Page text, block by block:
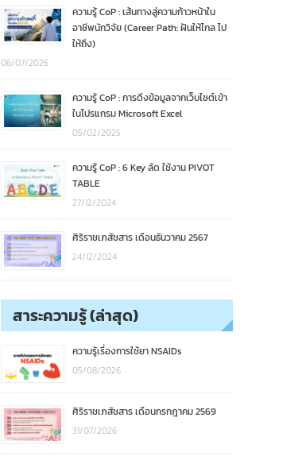
ความรู้ CoP : เส้นทางสู่ความก้าวหน้าใน
อาชีพนักวิจัย (Career Path: ฝันให้ไกล ไป
ให้ถึง)
06/07/2026
ความรู้ CoP : การดึงข้อมูลจากเว็บไซต์เข้า
ในโปรแกรม Microsoft Excel
05/02/2025
ความรู้ CoP : 6 Key ลัด ใช้งาน PIVOT
TABLE
27/12/2024
ศิริราชเภสัชสาร เดือนธันวาคม 2567
24/12/2024
สาระความรู้ (ล่าสุด)
ความรู้เรื่องการใช้ยา NSAIDs
05/08/2026
ศิริราชเภสัชสาร เดือนกรกฎาคม 2569
31/07/2026